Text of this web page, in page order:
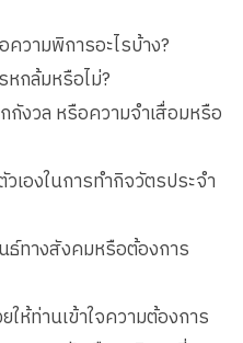
วามพิการอะไรบ้าง?
กล้มหรือไม่?
กังวล หรือความจำเสื่อมหรือ
เองในการทำกิจวัตรประจำ
ทางสังคมหรือต้องการ
ห้ท่านเข้าใจความต้องการ